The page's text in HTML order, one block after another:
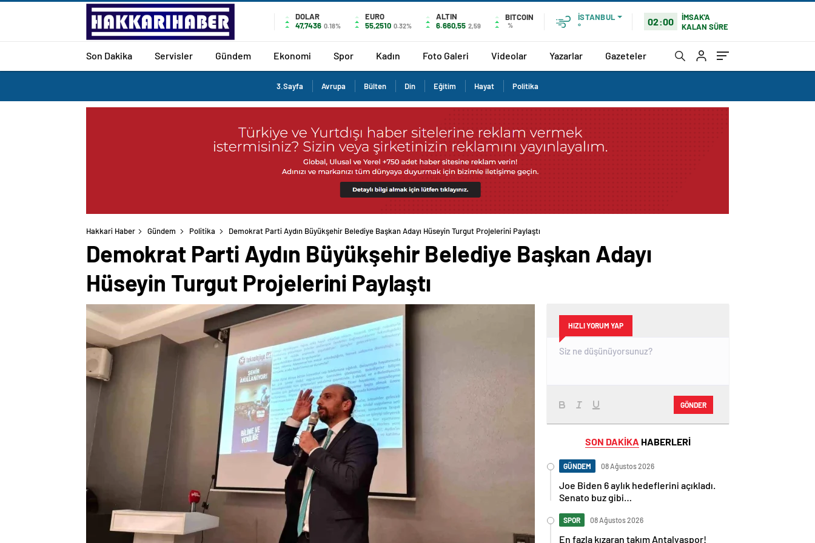
DOLAR
47,7436 0.18%
EURO
55,2510 0.32%
ALTIN
6.660,55 2,59
BITCOIN
%
İSTANBUL
°
02:00
İMSAK'A
KALAN SÜRE
Son Dakika Servisler Gündem Ekonomi Spor Kadın Foto Galeri Videolar Yazarlar Gazeteler
3.Sayfa Avrupa Bülten Din Eğitim Hayat Politika
Hakkari Haber Gündem Politika Demokrat Parti Aydın Büyükşehir Belediye Başkan Adayı Hüseyin Turgut Projelerini Paylaştı
Demokrat Parti Aydın Büyükşehir Belediye Başkan Adayı
Hüseyin Turgut Projelerini Paylaştı
HIZLI YORUM YAP
GÖNDER
SON DAKİKA HABERLERİ
GÜNDEM 08 Ağustos 2026
Joe Biden 6 aylık hedeflerini açıkladı.
Senato buz gibi…
SPOR 08 Ağustos 2026
En fazla kızaran takım Antalyaspor!